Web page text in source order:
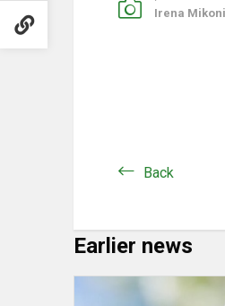
Irena
Back
Earlier news